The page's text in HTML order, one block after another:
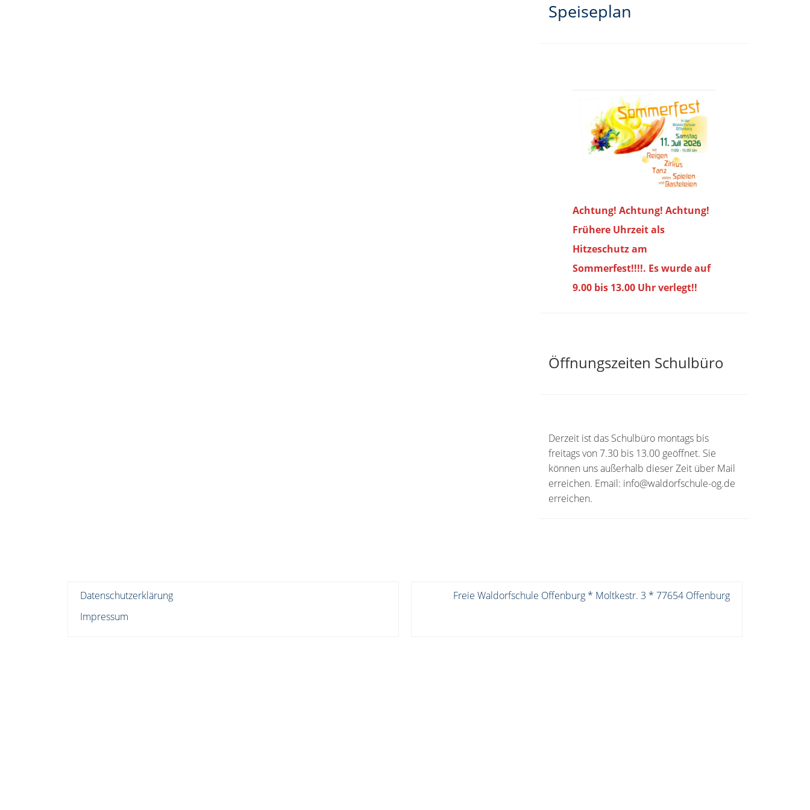
Speiseplan
Achtung! Achtung! Achtung!
Frühere Uhrzeit als
Hitzeschutz am
Sommerfest!!!!. Es wurde auf
9.00 bis 13.00 Uhr verlegt!!
Öffnungszeiten Schulbüro
Derzeit ist das Schulbüro montags bis
freitags von 7.30 bis 13.00 geöffnet. Sie
können uns außerhalb dieser Zeit über Mail
erreichen. Email: info@waldorfschule-og.de
erreichen.
Datenschutzerklärung
Impressum
Freie Waldorfschule Offenburg * Moltkestr. 3 * 77654 Offenburg